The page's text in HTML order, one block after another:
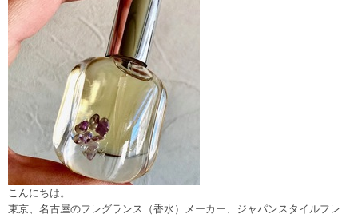
こんにちは。
東京、名古屋のフレグランス（香水）メーカー、ジャパンスタイルフレ